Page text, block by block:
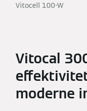
Vitocell 100-W
Vitocal
moderne